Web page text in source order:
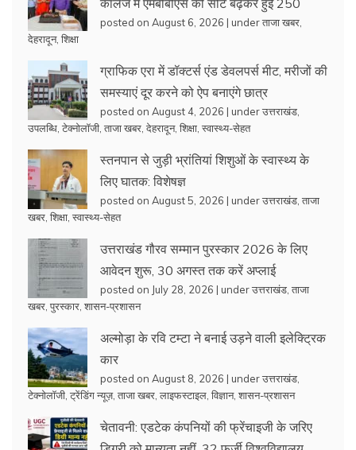
posted on August 6, 2026 | underताजा खबर
देहरादून, शिक्षा
ग्राफिक एरा में डॉक्टर्स एंड डेवलपर्स मीट, मरीजों की
समस्याएं दूर करने को ऐप बनाएंगे छात्र
posted on August 4, 2026 | underउत्तराखंड
उपलब्धि टेक्नोलॉजी ताजा खबर देहरादून, शिक्षा स्वास्थ्य-सेहत
स्तनपान से जुड़ी भ्रांतियां शिशुओं के स्वास्थ्य के
लिए घातक: विशेषज्ञ
posted on August 5, 2026 | underउत्तराखंड ताजा
खबर शिक्षा स्वास्थ्य-सेहत
उत्तराखंड गौरव सम्मान पुरस्कार 2026 के लिए
आवेदन शुरू, 30 अगस्त तक करें अप्लाई
posted on July 28, 2026 | underउत्तराखंड ताजा
खबर पुरस्कार शासन-प्रशासन
अल्मोड़ा के रवि टम्टा ने बनाई उड़ने वाली इलेक्ट्रिक
कार
posted on August 8, 2026 | underउत्तराखंड
टेक्नोलॉजी ट्रेंडिंग न्यूज़, ताजा खबर लाइफस्टाइल विज्ञान, शासन-प्रशासन
चेतावनी: एडटेक कंपनियों की फ्रेंचाइजी के जरिए